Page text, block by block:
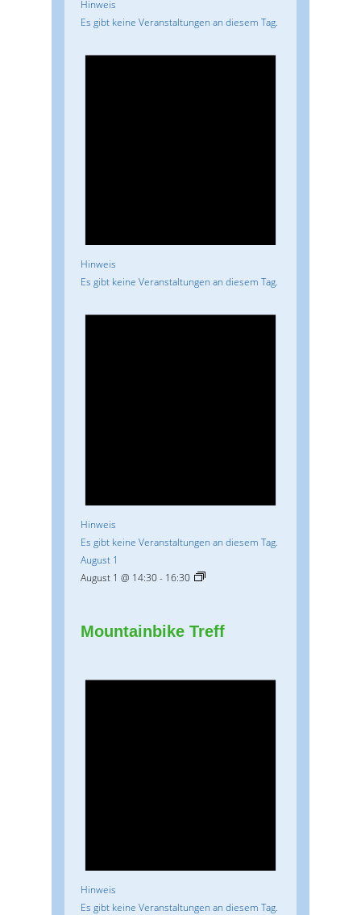
Hinweis
Es gibt keine Veranstaltungen an diesem Tag.
Hinweis
Es gibt keine Veranstaltungen an diesem Tag.
Hinweis
Es gibt keine Veranstaltungen an diesem Tag.
August 1
August 1 @ 14:30- 16:30
Mountainbike Treff
Hinweis
Es gibt keine Veranstaltungen an diesem Tag.